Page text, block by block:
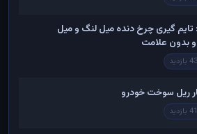
گیری چرخ دنده میل لنگ و میل
بدون علامت
ریل سوخت خودرو